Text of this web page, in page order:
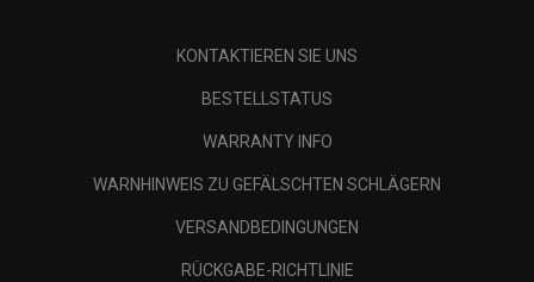
KONTAKTIEREN SIE UNS
BESTELLSTATUS
WARRANTY INFO
WARNHINWEIS ZU GEFÄLSCHTEN SCHLÄGERN
VERSANDBEDINGUNGEN
RÜCKGABE-RICHTLINIE